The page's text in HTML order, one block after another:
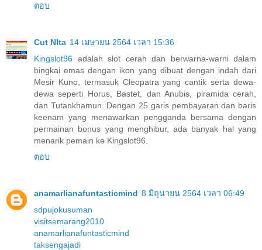
ตอบ
Cut NIta 14 เมษายน 2564 เวลา 15:36
Kingslot96 adalah slot cerah dan berwarna-warni dalam
bingkai emas dengan ikon yang dibuat dengan indah dari
Mesir Kuno, termasuk Cleopatra yang cantik serta dewa-
dewa seperti Horus, Bastet, dan Anubis, piramida cerah,
dan Tutankhamun. Dengan 25 garis pembayaran dan baris
keenam yang menawarkan pengganda bersama dengan
permainan bonus yang menghibur, ada banyak hal yang
menarik pemain ke Kingslot96.
ตอบ
anamarlianafuntasticmind 8 มิถุนายน 2564 เวลา 06:49
sdpujokusuman
visitsemarang2010
anamarlianafuntasticmind
taksengajadi